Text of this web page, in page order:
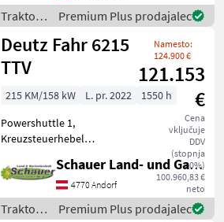
richtig starker Allrounder
für Feld und
Traktor /
Claas
Premium Plus prodajalec
Deutz Fahr 6215
TTV
Namesto:
124.900 €
121.153
€
Cena
vključuje
DDV
(stopnja
20%)
100.960,83 €
neto
215 KM/158 kW L. pr. 2022
1550 h
Powershuttle 1,
Kreuzsteuerhebel
Außenbedienung
Heckhydraulik 1, Anzahl
Arbeitsscheinwerfer vorne
8, Abgasstufe Tier 5,
Schauer Land- und Gartentechnik GmbH
4770 Andorf
Traktor /
Premium Plus prodajalec